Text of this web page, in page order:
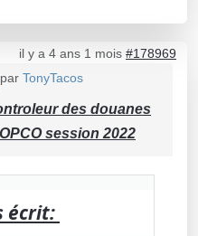
il y a 4 ans 1 mois #178969
par TonyTacos
des douanes
session 2022
écrit: